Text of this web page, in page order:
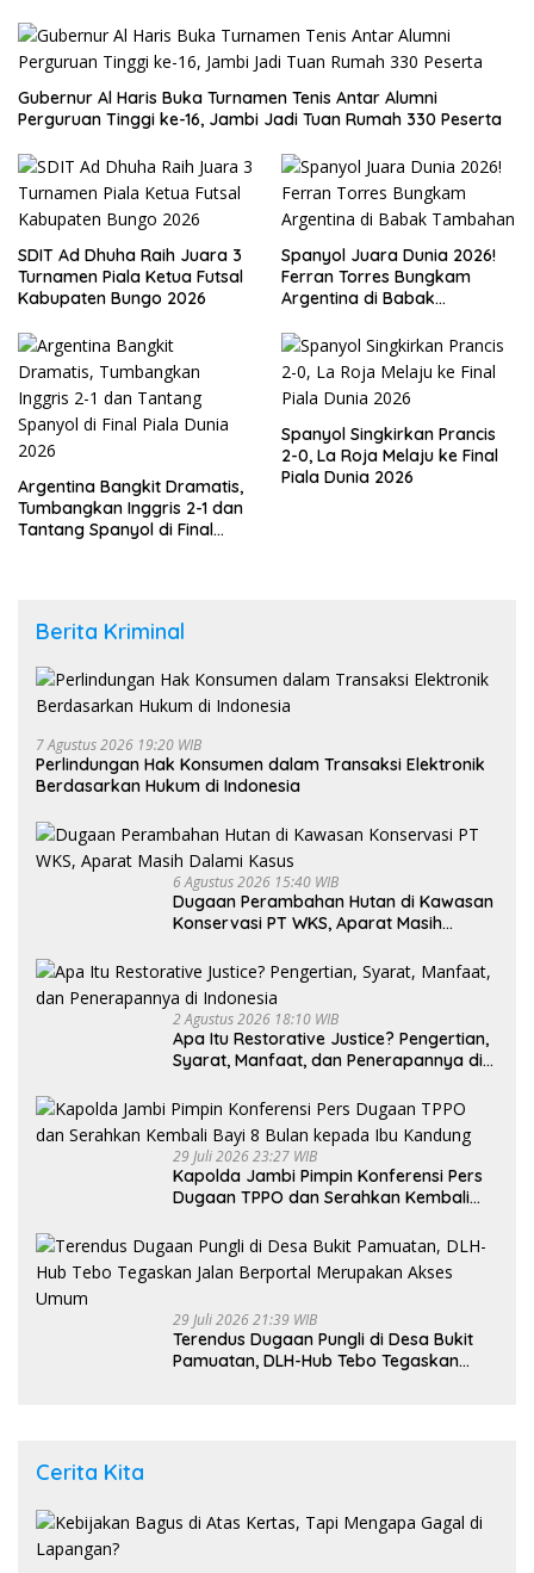
Gubernur Al Haris Buka Turnamen Tenis Antar Alumni
Perguruan Tinggi ke-16, Jambi Jadi Tuan Rumah 330 Peserta
SDIT Ad Dhuha Raih Juara 3
Turnamen Piala Ketua Futsal
Kabupaten Bungo 2026
Spanyol Juara Dunia 2026!
Ferran Torres Bungkam
Argentina di Babak
Argentina Bangkit Dramatis,
Tumbangkan Inggris 2-1 dan
Tantang Spanyol di Final
Spanyol Singkirkan Prancis
2-0, La Roja Melaju ke Final
Piala Dunia 2026
Berita Kriminal
7 Agustus 2026 19:20 WIB
Perlindungan Hak Konsumen dalam Transaksi Elektronik
Berdasarkan Hukum di Indonesia
6 Agustus 2026 15:40 WIB
Dugaan Perambahan Hutan di Kawasan
Konservasi PT WKS, Aparat Masih
2 Agustus 2026 18:10 WIB
Apa Itu Restorative Justice? Pengertian,
Syarat, Manfaat, dan Penerapannya di
29 Juli 2026 23:27 WIB
Kapolda Jambi Pimpin Konferensi Pers
Dugaan TPPO dan Serahkan Kembali
29 Juli 2026 21:39 WIB
Terendus Dugaan Pungli di Desa Bukit
Pamuatan, DLH-Hub Tebo Tegaskan
Cerita Kita